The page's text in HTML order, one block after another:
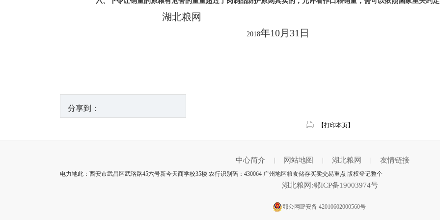
湖北粮网
2018年10月31日
分享到：
【打印本页】
中心简介 网站地图 湖北粮网 友情链接
电力地此：西安市武昌区武珞路45六号新今天商学校35楼 农行识别码：430064 广州地区粮食储存买卖交易重点 版权登记整个
湖北粮网:鄂ICP备19003974号
鄂公网IP安备 42010602000560号